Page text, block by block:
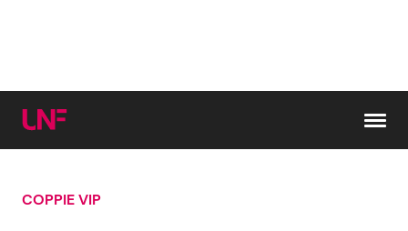
Cerca:
COPPIE VIP